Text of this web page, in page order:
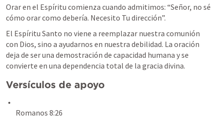
Orar en el Espíritu comienza cuando admitimos: “Señor, no sé
cómo orar como debería. Necesito Tu dirección”.
El Espíritu Santo no viene a reemplazar nuestra comunión
con Dios, sino a ayudarnos en nuestra debilidad. La oración
deja de ser una demostración de capacidad humana y se
convierte en una dependencia total de la gracia divina.
Versículos de apoyo
Romanos 8:26